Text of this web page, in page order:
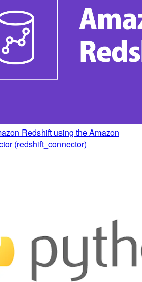
Redshift using the Amazon
(redshift_connector)